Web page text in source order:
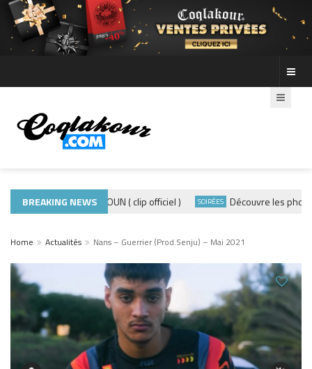
BREAKING NEWS
ADE440 – GRAMOUN ( clip officiel ) SOIRÉES Découvre les photos de
Home Actualités Nans – Guerrier (Prod.Senju) – Mai 2021